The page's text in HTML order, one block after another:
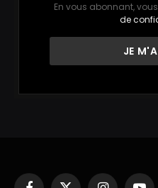
En vous abonnant,
de